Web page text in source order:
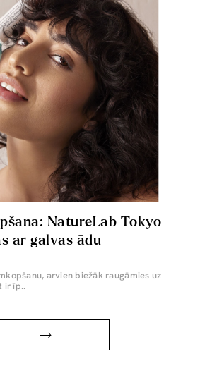
NatureLab Tokyo
ar galvas ādu
arvien biežāk raugāmies uz
ir īp..